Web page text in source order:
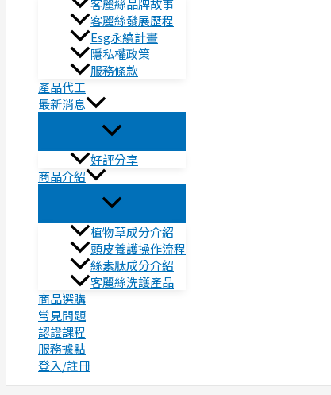
客麗絲品牌故事
客麗絲發展歷程
Esg永續計畫
隱私權政策
服務條款
產品代工
最新消息
好評分享
商品介紹
植物草成分介紹
頭皮養護操作流程
絲素肽成分介紹
客麗絲洗護產品
商品選購
常見問題
認證課程
服務據點
登入/註冊